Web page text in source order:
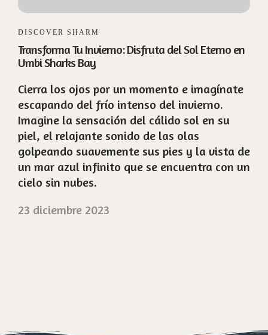
DISCOVER SHARM
Transforma Tu Invierno: Disfruta del Sol Eterno en
Umbi Sharks Bay
Cierra los ojos por un momento e imagínate
escapando del frío intenso del invierno.
Imagine la sensación del cálido sol en su
piel, el relajante sonido de las olas
golpeando suavemente sus pies y la vista de
un mar azul infinito que se encuentra con un
cielo sin nubes.
23 diciembre 2023